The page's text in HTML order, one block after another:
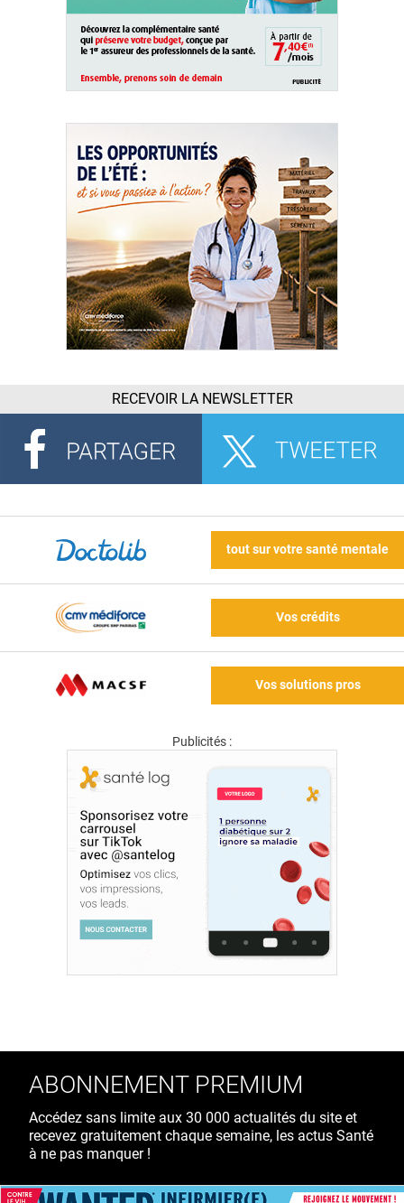
RECEVOIR LA NEWSLETTER
tout sur votre santé mentale
Vos crédits
Vos solutions pros
Publicités :
ABONNEMENT PREMIUM
Accédez sans limite aux 30 000 actualités du site et
recevez gratuitement chaque semaine, les actus Santé
à ne pas manquer !
39€ TTC